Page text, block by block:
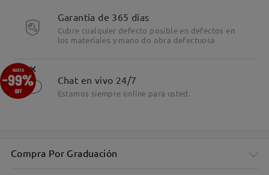
Detalles
Garantía de 365 días
Cubre cualquier defecto posible en defectos en
los materiales y mano do obra defectuosa
Chat en vivo 24/7
Estamos siempre online para usted.
Compra Por Graduación
×